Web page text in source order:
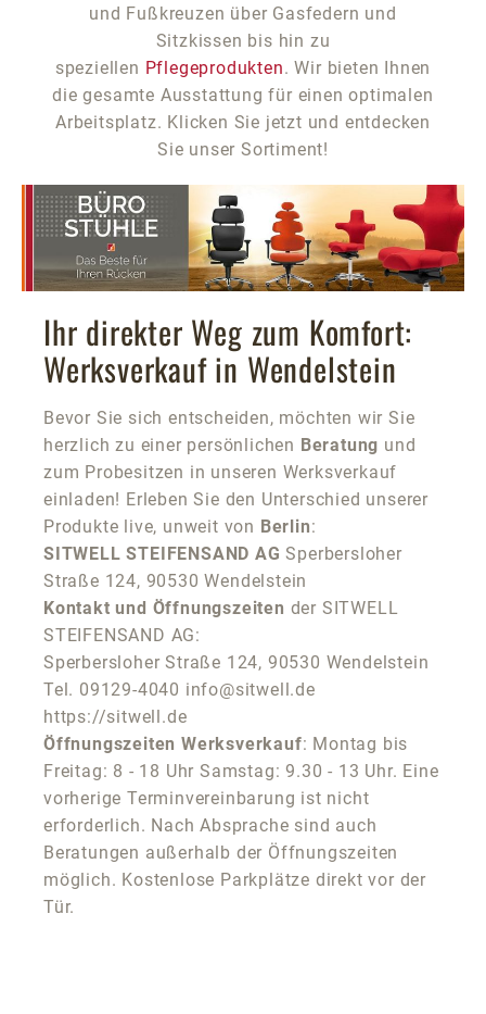
und Fußkreuzen über Gasfedern und
Sitzkissen bis hin zu
speziellen Pflegeprodukten. Wir bieten Ihnen
die gesamte Ausstattung für einen optimalen
Arbeitsplatz. Klicken Sie jetzt und entdecken
Sie unser Sortiment!
Ihr direkter Weg zum Komfort:
Werksverkauf in Wendelstein
Bevor Sie sich entscheiden, möchten wir Sie
herzlich zu einer persönlichen Beratung und
zum Probesitzen in unseren Werksverkauf
einladen! Erleben Sie den Unterschied unserer
Produkte live, unweit von Berlin:
SITWELL STEIFENSAND AG Sperbersloher
Straße 124, 90530 Wendelstein
Kontakt und Öffnungszeiten der SITWELL
STEIFENSAND AG:
Sperbersloher Straße 124, 90530 Wendelstein
Tel. 09129-4040 info@sitwell.de
https://sitwell.de
Öffnungszeiten Werksverkauf: Montag bis
Freitag: 8 - 18 Uhr Samstag: 9.30 - 13 Uhr. Eine
vorherige Terminvereinbarung ist nicht
erforderlich. Nach Absprache sind auch
Beratungen außerhalb der Öffnungszeiten
möglich. Kostenlose Parkplätze direkt vor der
Tür.